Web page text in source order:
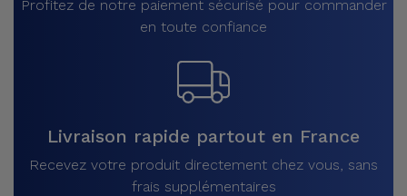
Profitez de notre paiement sécurisé pour commander
en toute confiance
Livraison rapide partout en France
Recevez votre produit directement chez vous, sans
frais supplémentaires